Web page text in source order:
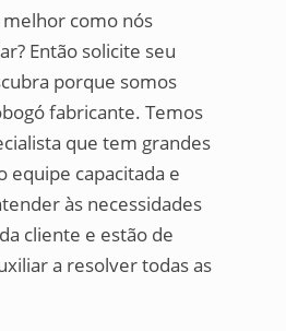
como nós
Então solicite seu
porque somos
fabricante. Temos
que tem grandes
equipe capacitada e
às necessidades
cliente e estão de
a resolver todas as